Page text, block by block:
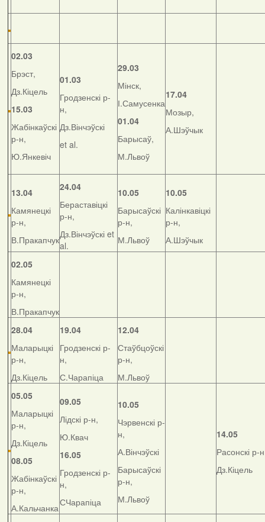
02.03
Брэст,
Дз.Кіцель
15.03
Жабінкаўскі
р-н,
Ю.Янкевіч
01.03
Гродзенскі р-
н,
Дз.Вінчэўскі
et al.
29.03
Мінск,
І.Самусенка
01.04
Барысаў,
М.Львоў
17.04
Мозыр,
А.Шэўчык
13.04
Камянецкі
р-н,
В.Пракапчук
24.04
Бераставіцкі
р-н,
Дз.Вінчэўскі et
al.
10.05
Барысаўскі
р-н,
М.Львоў
10.05
Калінкавіцкі
р-н,
А.Шэўчык
02.05
Камянецкі
р-н,
В.Пракапчук
28.04
Маларыцкі
р-н,
Дз.Кіцель
19.04
Гродзенскі р-
н,
С.Чарапіца
12.04
Стаўбцоўскі
р-н,
М.Львоў
05.05
Маларыцкі
р-н,
Дз.Кіцель
08.05
Жабінкаўскі
р-н,
А.Кальчанка
09.05
Лідскі р-н,
Ю.Квач
16.05
Гродзенскі р-
н,
СЧарапіца
10.05
Чэрвенскі р-
н,
А.Вінчэўскі
Барысаўскі
р-н,
М.Львоў
14.05
Расонскі р-
Дз.Кіцель